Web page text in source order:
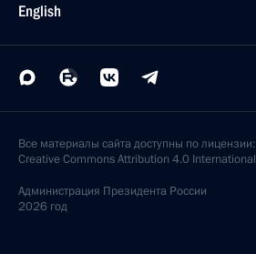
English
Все материалы сайта доступны по лицензии:
Creative Commons Attribution 4.0 International
Администрация Президента России
2026 год